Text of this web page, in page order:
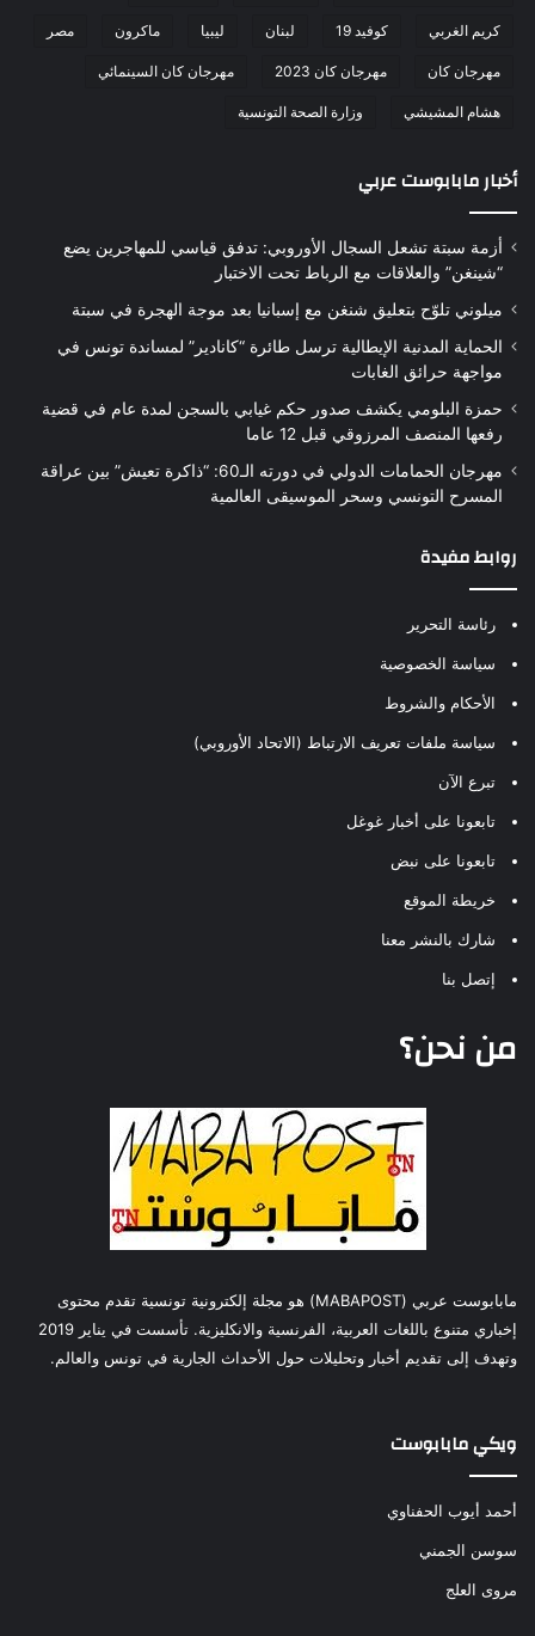
كريم الغربي كوفيد 19 لبنان ليبيا ماكرون مصر
مهرجان كان مهرجان كان 2023 مهرجان كان السينمائي
هشام المشيشي وزارة الصحة التونسية
أخبار مابابوست عربي
أزمة سبتة تشعل السجال الأوروبي: تدفق قياسي للمهاجرين يضع
“شينغن” والعلاقات مع الرباط تحت الاختبار
ميلوني تلوّح بتعليق شنغن مع إسبانيا بعد موجة الهجرة في سبتة
الحماية المدنية الإيطالية ترسل طائرة “كانادير” لمساندة تونس في
مواجهة حرائق الغابات
حمزة البلومي يكشف صدور حكم غيابي بالسجن لمدة عام في قضية
رفعها المنصف المرزوقي قبل 12 عاما
مهرجان الحمامات الدولي في دورته الـ60: “ذاكرة تعيش” بين عراقة
المسرح التونسي وسحر الموسيقى العالمية
روابط مفيدة
رئاسة التحرير
سياسة الخصوصية
الأحكام والشروط
سياسة ملفات تعريف الارتباط (الاتحاد الأوروبي)
تبرع الآن
تابعونا على أخبار غوغل
تابعونا على نبض
خريطة الموقع
شارك بالنشر معنا
إتصل بنا
من نحن؟
مابابوست عربي (MABAPOST) هو مجلة إلكترونية تونسية تقدم محتوى
إخباري متنوع باللغات العربية، الفرنسية والانكليزية. تأسست في يناير 2019
وتهدف إلى تقديم أخبار وتحليلات حول الأحداث الجارية في تونس والعالم.
ويكي مابابوست
أحمد أيوب الحفناوي
سوسن الجمني
مروى العلج